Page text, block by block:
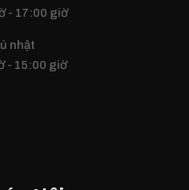
- 17:00 giờ
nhật
- 15:00 giờ